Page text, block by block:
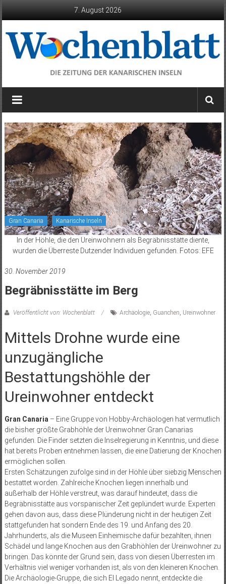
7. August 2026
Wochenblatt
die
der
Kanarischen
Inseln
Gran Canaria Kanarische Inseln
In der Höhle, die den Ureinwohnern als Begräbnisstätte diente,
wurden die Überreste Dutzender Individuen gefunden. Fotos: EFE
30. November 2019
Begräbnisstätte im Berg
Veröffentlicht von: Wochenblatt Archäologie, Guanchen, Ureinwohner
Mittels Drohne wurde eine
unzugängliche
Bestattungshöhle der
Ureinwohner entdeckt
Gran Canaria– Eine Gruppe von Hobby-Archäologen hat vermutlich
die bisher größte Grabhöhle der Ureinwohner Gran Canarias
gefunden. Die Finder setzten die Inselregierung in Kenntnis, und diese
hat bereits Proben entnehmen lassen, die eine Datierung der Knochen
ermöglichen sollen.
Ersten Schätzungen zufolge sind in der Höhle über siebzig Menschen
bestattet worden. Zahlreiche Knochen liegen innerhalb und
außerhalb der Höhle verstreut, was darauf hindeutet, dass die
Begräbnisstätte aus vorspanischer Zeit geplündert wurde. Experten
gehen davon aus, dass diese Plünderung nicht in der heutigen Zeit
stattgefunden hat sondern Ende des 19. und Anfang des 20.
Jahrhunderts, als die Museen Einheimische dafür bezahlten, ihnen
Schädel und lange Knochen aus den Grabhöhlen der Ureinwohner zu
bringen. Das könnte der Grund sein, dass von diesen Überresten im
Verhältnis viel weniger vorhanden ist, als von den kleineren Knochen.
Die Archäologie-Gruppe, die sich El Legado nennt, entdeckte die